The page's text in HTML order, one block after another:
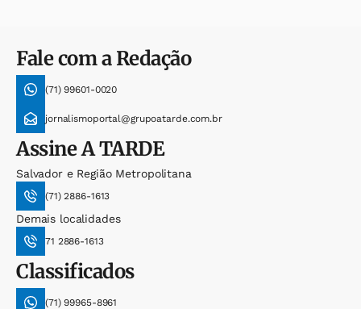
Fale com a Redação
(71) 99601-0020
jornalismoportal@grupoatarde.com.br
AssineA TARDE
Salvador e Região Metropolitana
(71) 2886-1613
Demais localidades
71 2886-1613
Classificados
(71) 99965-8961